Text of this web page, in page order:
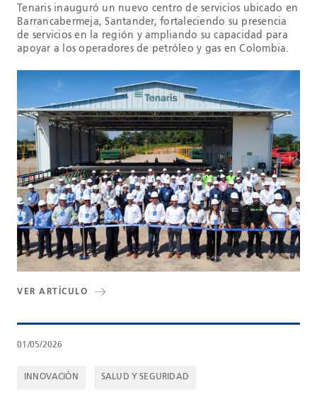
Tenaris inauguró un nuevo centro de servicios ubicado en
Barrancabermeja, Santander, fortaleciendo su presencia
de servicios en la región y ampliando su capacidad para
apoyar a los operadores de petróleo y gas en Colombia.
VER ARTÍCULO
01/05/2026
INNOVACIÓN SALUD Y SEGURIDAD